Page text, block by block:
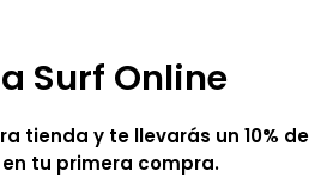
Surf Online
tienda y te llevarás un 10% de
tu primera compra.